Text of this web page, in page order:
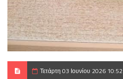
Τετάρτη 03 Ιουνίου 2026 10:52